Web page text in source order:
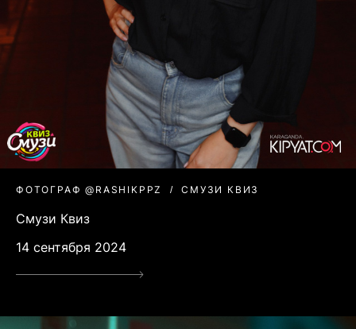
ФОТОГРАФ @RASHIKPPZ СМУЗИ КВИЗ
Смузи Квиз
14 сентября 2024